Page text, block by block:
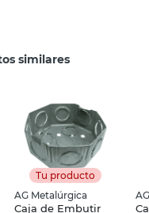
similares
Tu producto
AG Metalúrgica
Caja de Embutir